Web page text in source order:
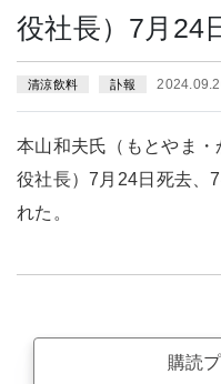
役社長）7月24
清涼飲料 訃報
本山和夫氏（もとやま
役社長）7月24日死去、
れた。
購読